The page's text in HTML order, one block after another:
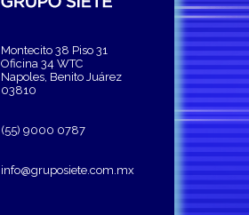
Montecito 38 Piso 31
Oficina 34 WTC
Napoles, Benito Juárez
03810
(55) 9000 0787
info@gruposiete.com.mx